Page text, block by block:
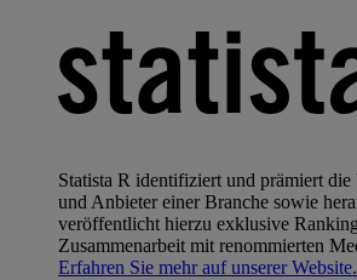
Statista R identifiziert und prämiert die
und Anbieter einer Branche sowie
veröffentlicht hierzu exklusive
Zusammenarbeit mit renommierten
Erfahren Sie mehr auf unserer Website.